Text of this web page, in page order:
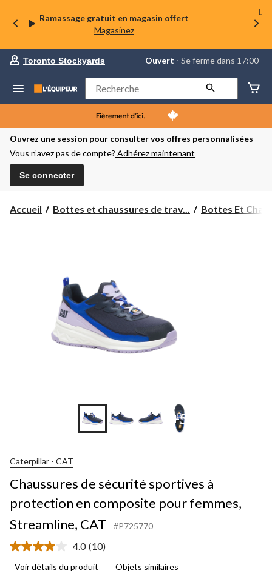
Ramassage gratuit en magasin offert
Magasinez
La
votre
préféré
Toronto
Stockyards,
courament
Ouvert,
Se
dans
changer
Toronto Stockyards Ouvert ⋅ Se ferme dans 17:00
Rechercher
Ouvrez une session pour consulter vos offres personnalisées
Vous n’avez pas de compte? Adhérez maintenant
Se connecter
Accueil Bottes et chaussures de trav... Bottes Et
+5
Caterpillar - CAT
Chaussures de sécurité sportives à
protection en composite pour femmes,
Streamline, CAT
#P725770
4.0 Lire
10
(10)
Voir détails du produit Objets similaires